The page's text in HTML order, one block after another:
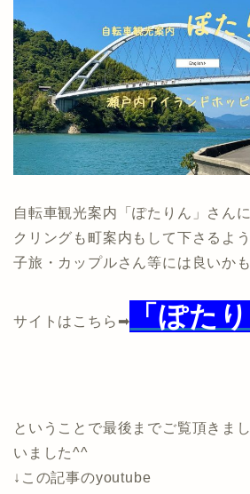
自転車観光案内「ぽたりん」さん
クリングも町案内もして下さるよ
子旅・カップルさん等には良いか
サイトはこちら➡ 「ぽたり
ということで最後までご覧頂きま
いました^^
↓この記事のyoutube